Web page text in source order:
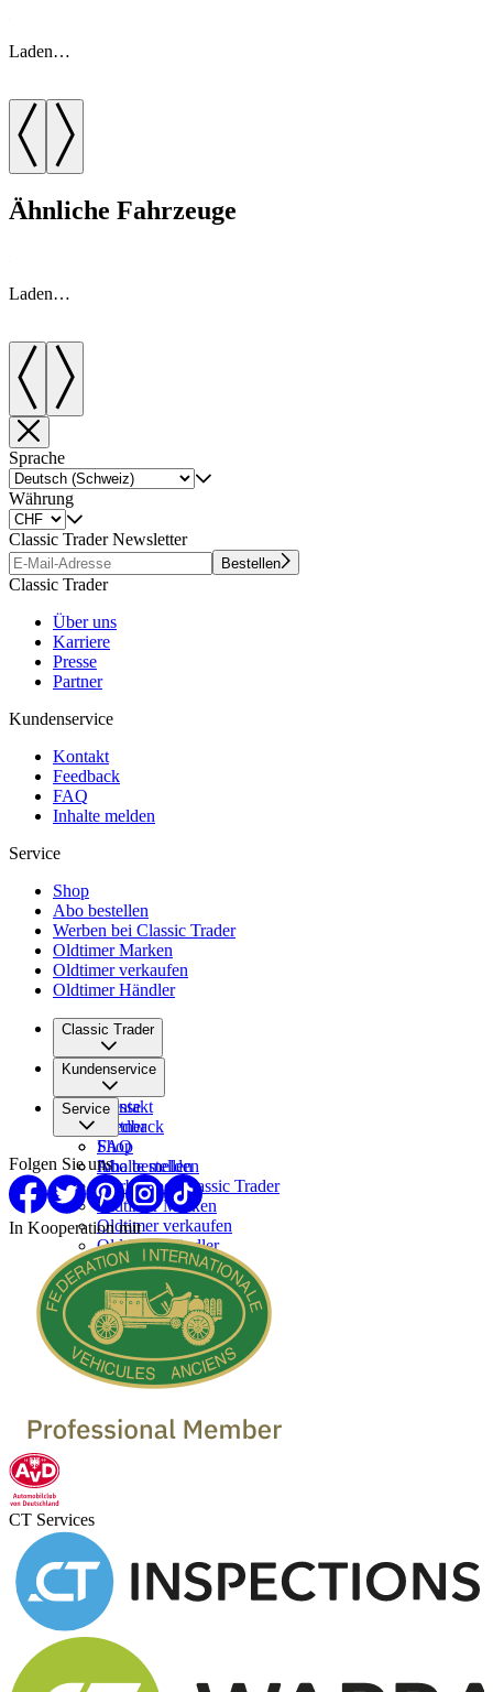
Laden…
Ähnliche Fahrzeuge
Laden…
Sprache
Währung
Classic Trader Newsletter
Bestellen
Classic Trader
Über uns
Karriere
Presse
Partner
Kundenservice
Kontakt
Feedback
FAQ
Inhalte melden
Service
Shop
Abo bestellen
Werben bei Classic Trader
Oldtimer Marken
Oldtimer verkaufen
Oldtimer Händler
Classic Trader
Über uns
Karriere
Presse
Partner
Kundenservice
Kontakt
Feedback
FAQ
Inhalte melden
Service
Shop
Abo bestellen
Werben bei Classic Trader
Oldtimer Marken
Oldtimer verkaufen
Oldtimer Händler
Folgen Sie uns
In Kooperation mit
CT Services